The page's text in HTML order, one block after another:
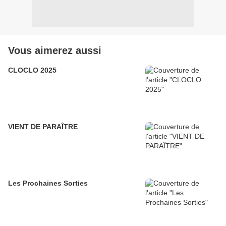
Vous aimerez aussi
CLOCLO 2025
VIENT DE PARAÎTRE
Les Prochaines Sorties